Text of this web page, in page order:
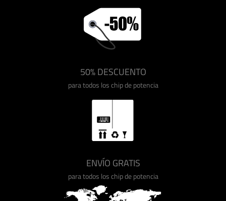
50% DESCUENTO
para todos los chip de potencia
ENVÍO GRATIS
para todos los chip de potencia